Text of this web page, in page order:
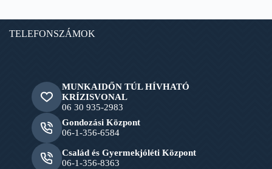
TELEFONSZÁMOK
MUNKAIDŐN TÚL HÍVHATÓ
KRÍZISVONAL
06 30 935-2983
Gondozási Központ
06-1-356-6584
Család és Gyermekjóléti Központ
06-1-356-8363